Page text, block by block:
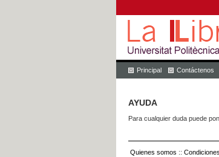
Principal Contáctenos
AYUDA
Para cualquier duda puede
Quienes somos ::